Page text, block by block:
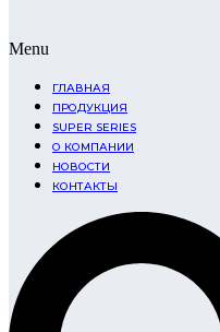
Menu
ГЛАВНАЯ
ПРОДУКЦИЯ
SUPER SERIES
О КОМПАНИИ
НОВОСТИ
КОНТАКТЫ